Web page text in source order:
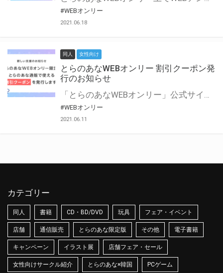
#WEBオンリー
2021.06.18
同人 女性向け
とらのあなWEBオンリー 割引クーポン発
行のお知らせ
「とらのあなWEBオンリー」公式サイトでとらのあな通販の「割引クーポン」を配布中！ イベントごとに開催当日限定で使える割引クーポンのシリアルコードを発行します。 とらのあなWEBオンリーのページをチェックして、イベント当日にお得にお買い物を楽しみましょう♪ ※本キャンペーンは予告なく終了する場合がございます。 とらのあなWEBオンリーサイトはこちら
#WEBオンリー
2021.06.11
カテゴリー
同人 書籍 CD・BD/DVD 玩具 フェア・イベント
店舗 通信販売 とらのあな限定版 その他 電子書籍
キャンペーン イラスト展 店舗フェア・セール
女性向けサークル紹介 とらのあな×韓国 PCゲーム